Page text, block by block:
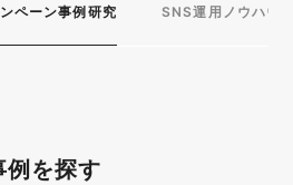
ペーン事例研究 SNS運用ノウハウ
を探す